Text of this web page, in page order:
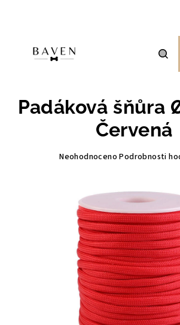
Padáková šňůra
Červená
Průměrné
hvězdiček.
Neohodnoceno Podrobnosti